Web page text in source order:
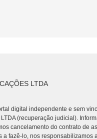
LTDA
digital independente e sem
(recuperação judicial).
cancelamento do contrato de
a fazê-lo, nos responsabilizamos